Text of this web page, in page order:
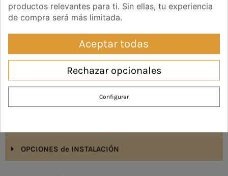
CARACTERÍSTICAS Y FUNCIONALIDADES
MEDIDAS Y CONSIDERACIONES
¿CÓMO MEDIR?
OPCIONES de INSTALACIÓN
productos relevantes para ti. Sin ellas, tu experiencia
de compra será más limitada.
Aceptar todas
Rechazar opcionales
Configurar